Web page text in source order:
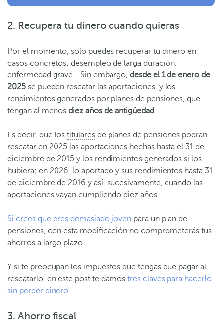
2. Recupera tu dinero cuando quieras
Por el momento, solo puedes recuperar tu dinero en
casos concretos: desempleo de larga duración,
enfermedad grave… Sin embargo, desde el 1 de enero de
2025 se pueden rescatar las aportaciones, y los
rendimientos generados por planes de pensiones, que
tengan al menos diez años de antigüedad.
Es decir, que los titulares de planes de pensiones podrán
rescatar en 2025 las aportaciones hechas hasta el 31 de
diciembre de 2015 y los rendimientos generados si los
hubiera; en 2026, lo aportado y sus rendimientos hasta 31
de diciembre de 2016 y así, sucesivamente, cuando las
aportaciones vayan cumpliendo diez años.
Si crees que eres demasiado joven para un plan de
pensiones, con esta modificación no comprometerás tus
ahorros a largo plazo.
Y si te preocupan los impuestos que tengas que pagar al
rescatarlo, en este post te damos tres claves para hacerlo
sin perder dinero.
3. Ahorro fiscal